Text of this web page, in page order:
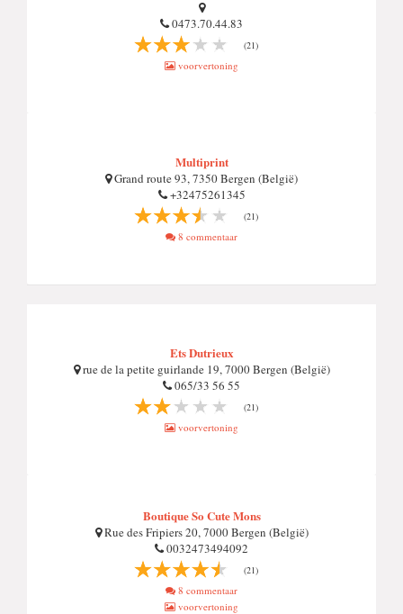
0473.70.44.83
(21)
voorvertoning
Multiprint
Grand route 93, 7350 Bergen (België)
+32475261345
(21)
8 commentaar
Ets Dutrieux
rue de la petite guirlande 19, 7000 Bergen (België)
065/33 56 55
(21)
voorvertoning
Boutique So Cute Mons
Rue des Fripiers 20, 7000 Bergen (België)
0032473494092
(21)
8 commentaar
voorvertoning